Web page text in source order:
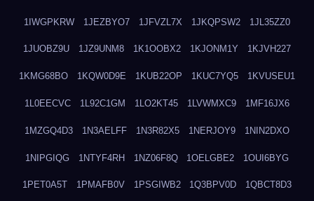
1IWGPKRW 1JEZBYO7 1JFVZL7X 1JKQPSW2 1JL35ZZ0
1JUOBZ9U 1JZ9UNM8 1K1OOBX2 1KJONM1Y 1KJVH227
1KMG68BO 1KQW0D9E 1KUB22OP 1KUC7YQ5 1KVUSEU1
1L0EECVC 1L92C1GM 1LO2KT45 1LVWMXC9 1MF16JX6
1MZGQ4D3 1N3AELFF 1N3R82X5 1NERJOY9 1NIN2DXO
1NIPGIQG 1NTYF4RH 1NZ06F8Q 1OELGBE2 1OUI6BYG
1PET0A5T 1PMAFB0V 1PSGIWB2 1Q3BPV0D 1QBCT8D3